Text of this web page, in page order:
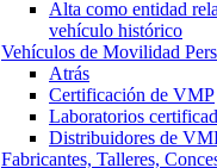
Alta como entidad
vehículo histórico
Vehículos de Movilidad
Atrás
Certificación de VMP
Laboratorios
Distribuidores de
Fabricantes, Talleres,